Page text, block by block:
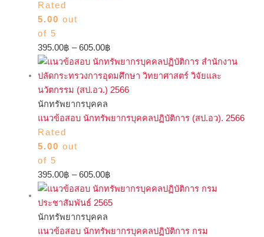
Rated
5.00 out
of 5
395.00฿ – 605.00฿
นักทรัพยากรบุคคล
แนวข้อสอบ นักทรัพยากรบุคคลปฏิบัติการ (สป.อว). 2566
Rated
5.00 out
of 5
395.00฿ – 605.00฿
นักทรัพยากรบุคคล
แนวข้อสอบ นักทรัพยากรบุคคลปฏิบัติการ กรม